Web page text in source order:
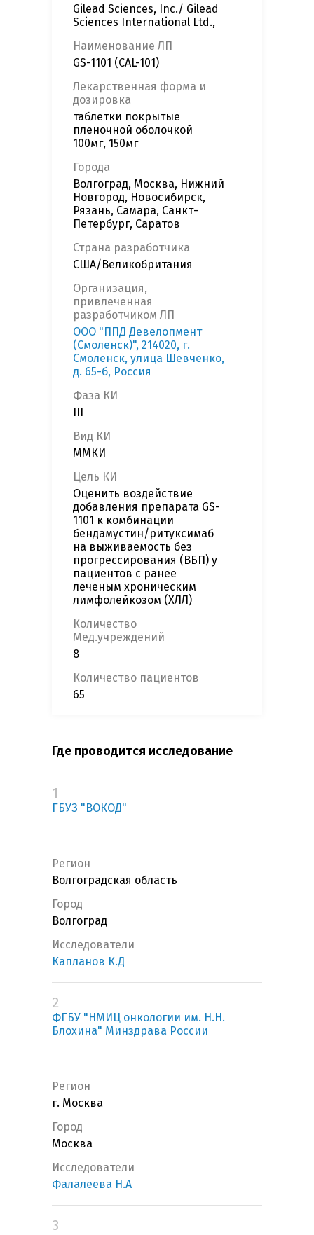
Gilead Sciences, Inc./ Gilead
Sciences International Ltd.,
Наименование ЛП
GS-1101 (CAL-101)
Лекарственная форма и
дозировка
таблетки покрытые
пленочной оболочкой
100мг, 150мг
Города
Волгоград, Москва, Нижний
Новгород, Новосибирск,
Рязань, Самара, Санкт-
Петербург, Саратов
Страна разработчика
США/Великобритания
Организация,
привлеченная
разработчиком ЛП
ООО "ППД Девелопмент
(Смоленск)", 214020, г.
Смоленск, улица Шевченко,
д. 65-б, Россия
Фаза КИ
Вид КИ
ММКИ
Цель КИ
Оценить воздействие
добавления препарата GS-
1101 к комбинации
бендамустин/ритуксимаб
на выживаемость без
прогрессирования (ВБП) у
пациентов с ранее
леченым хроническим
лимфолейкозом (ХЛЛ)
Количество
Мед.учреждений
8
Количество пациентов
65
Где проводится исследование
1
ГБУЗ "ВОКОД"
Регион
Волгоградская область
Город
Волгоград
Исследователи
Капланов К.Д
2
ФГБУ "НМИЦ онкологии им. Н.Н.
Блохина" Минздрава России
Регион
г. Москва
Город
Москва
Исследователи
Фалалеева Н.А
3